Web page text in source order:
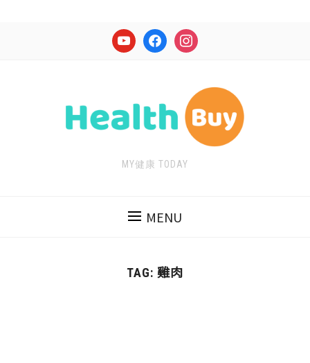
youtube facebookinstagram
MY健康 TODAY
MENU
TAG: 雞肉